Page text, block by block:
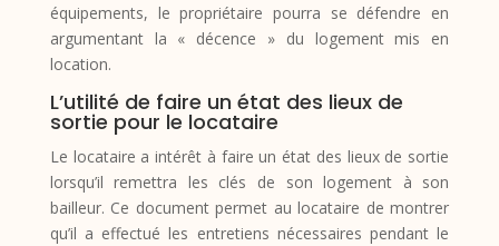
équipements, le propriétaire pourra se défendre en
argumentant la « décence » du logement mis en
location.
L’utilité de faire un état des lieux de
sortie pour le locataire
Le locataire a intérêt à faire un état des lieux de sortie
lorsqu’il remettra les clés de son logement à son
bailleur. Ce document permet au locataire de montrer
qu’il a effectué les entretiens nécessaires pendant le